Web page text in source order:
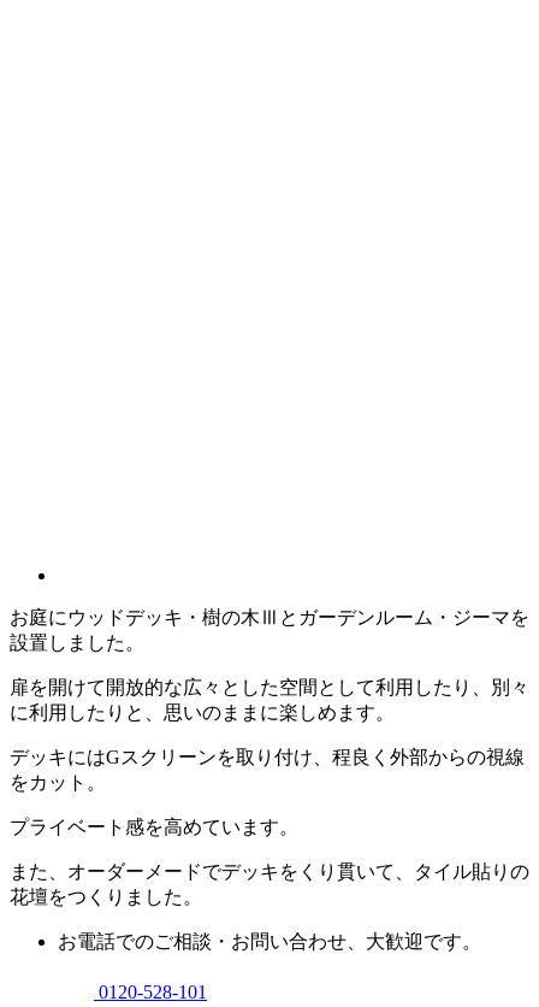
お庭にウッドデッキ・樹の木Ⅲとガーデンルーム・ジーマを
設置しました。
扉を開けて開放的な広々とした空間として利用したり、別々
に利用したりと、思いのままに楽しめます。
デッキにはGスクリーンを取り付け、程良く外部からの視線
をカット。
プライベート感を高めています。
また、オーダーメードでデッキをくり貫いて、タイル貼りの
花壇をつくりました。
お電話でのご相談・お問い合わせ、大歓迎です。
0120-528-101